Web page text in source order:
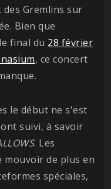
Gremlins sur
Bien que
final du 28 février
, ce concert
le début ne s'est
suivi, à savoir
. Les
mouvoir de plus en
spéciales,